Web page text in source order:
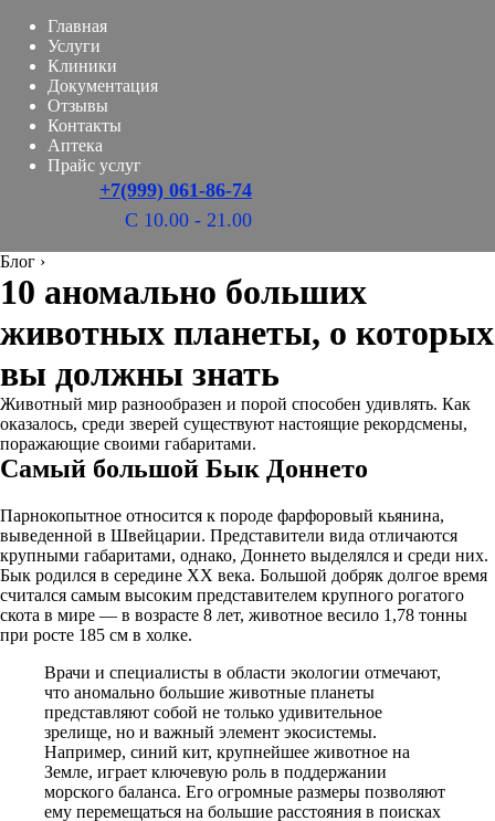
Главная
Услуги
Клиники
Документация
Отзывы
Контакты
Аптека
Прайс услуг
+7(999) 061-86-74
С 10.00 - 21.00
Блог ›
10 аномально больших
животных планеты, о которых
вы должны знать
Животный мир разнообразен и порой способен удивлять. Как
оказалось, среди зверей существуют настоящие рекордсмены,
поражающие своими габаритами.
Самый большой Бык Доннето
Парнокопытное относится к породе фарфоровый кьянина,
выведенной в Швейцарии. Представители вида отличаются
крупными габаритами, однако, Доннето выделялся и среди них.
Бык родился в середине XX века. Большой добряк долгое время
считался самым высоким представителем крупного рогатого
скота в мире — в возрасте 8 лет, животное весило 1,78 тонны
при росте 185 см в холке.
Врачи и специалисты в области экологии отмечают,
что аномально большие животные планеты
представляют собой не только удивительное
зрелище, но и важный элемент экосистемы.
Например, синий кит, крупнейшее животное на
Земле, играет ключевую роль в поддержании
морского баланса. Его огромные размеры позволяют
ему перемещаться на большие расстояния в поисках